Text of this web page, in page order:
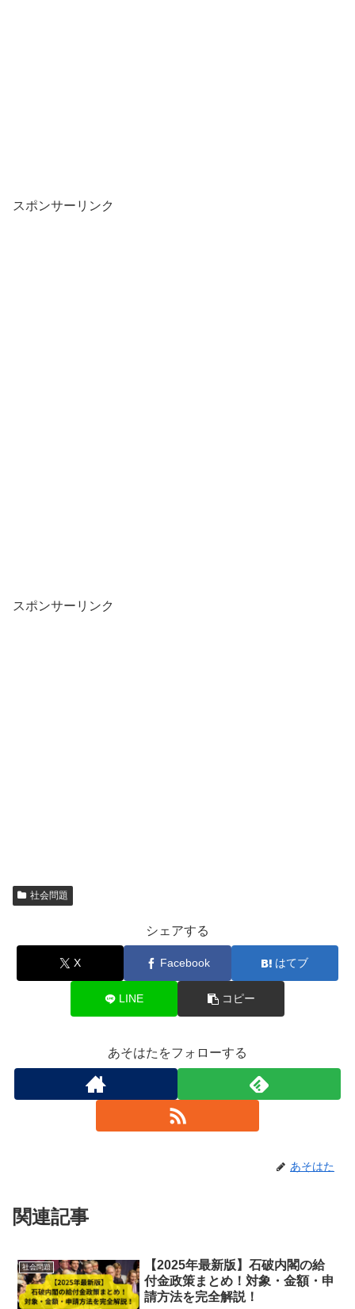
スポンサーリンク
スポンサーリンク
社会問題
シェアする
X Facebook はてブ
LINE コピー
あそはたをフォローする
あそはた
関連記事
社会問題
【2025年最新版】石破内閣の給
付金政策まとめ！対象・金額・申
請方法を完全解説！